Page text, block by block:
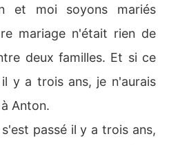
et moi soyons mariés
mariage n'était rien de
deux familles. Et si ce
y a trois ans, je n'aurais
Anton.
passé il y a trois ans,